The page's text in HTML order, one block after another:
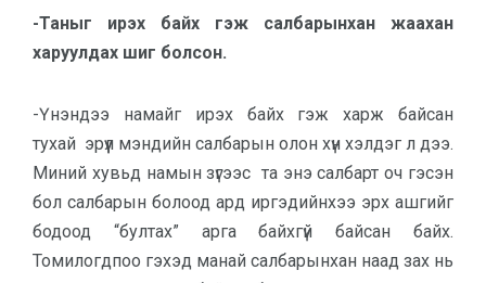
-Таныг ирэх байх гэж салбарынхан жаахан
харуулдах шиг болсон.
-Үнэндээ намайг ирэх байх гэж харж байсан
тухай эрүүл мэндийн салбарын олон хүн хэлдэг л дээ.
Миний хувьд намын зүгээс та энэ салбарт оч гэсэн
бол салбарын болоод ард иргэдийнхээ эрх ашгийг
бодоод “бултах” арга байхгүй байсан байх.
Томилогдпоо гэхэд манай салбарынхан наад зах нь